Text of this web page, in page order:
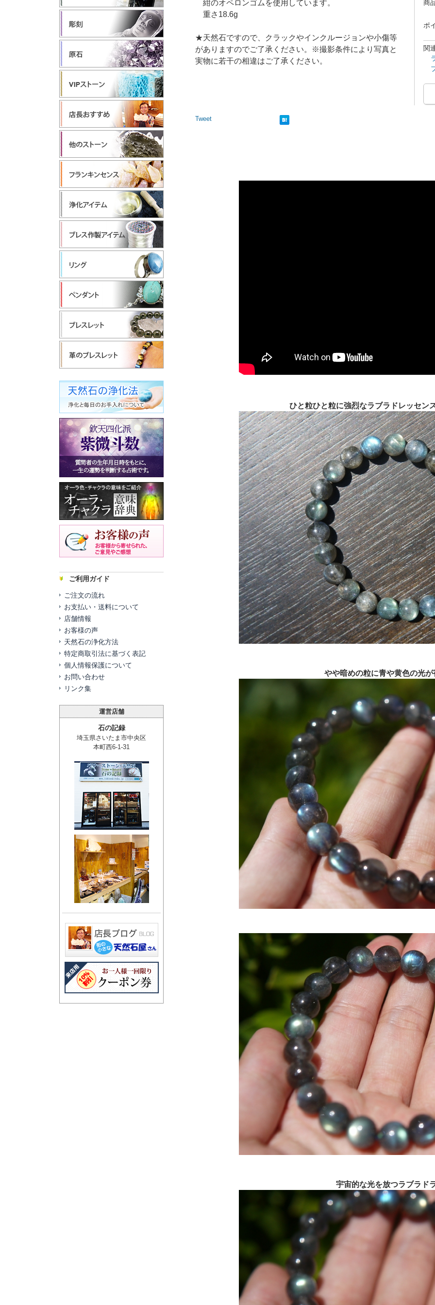
商
ポ
関
紺のオペロンゴムを使用しています。
重さ18.6g
★天然石ですので、クラックやインクルージョンや小傷等
がありますのでご了承ください。※撮影条件により写真と
実物に若干の相違はご了承ください。
Tweet
ひと粒ひと粒に強烈なラブラドレッセン
やや暗めの粒に青や黄色の光
宇宙的な光を放つラブラド
ご利用ガイド
ご注文の流れ
お支払い・送料について
店舗情報
お客様の声
天然石の浄化方法
特定商取引法に基づく表記
個人情報保護について
お問い合わせ
リンク集
運営店舗
石の記録
埼玉県さいたま市中央区
本町西6-1-31